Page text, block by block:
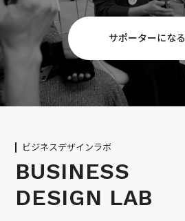
サポーターになる
ビジネスデザインラボ
BUSINESS
DESIGN LAB